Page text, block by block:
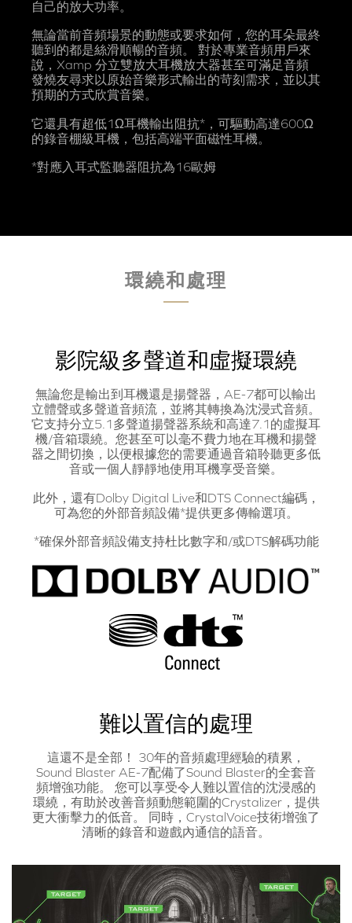
自己的放大功率。
無論當前音頻場景的動態或要求如何，您的耳朵最終
聽到的都是絲滑順暢的音頻。 對於專業音頻用戶來
說，Xamp 分立雙放大耳機放大器甚至可滿足音頻
發燒友尋求以原始音樂形式輸出的苛刻需求，並以其
預期的方式欣賞音樂。
它還具有超低1Ω耳機輸出阻抗*，可驅動高達600Ω
的錄音棚級耳機，包括高端平面磁性耳機。
*對應入耳式監聽器阻抗為16歐姆
環繞和處理
影院級多聲道和虛擬環繞
無論您是輸出到耳機還是揚聲器，AE-7都可以輸出
立體聲或多聲道音頻流，並將其轉換為沈浸式音頻。
它支持分立5.1多聲道揚聲器系統和高達7.1的虛擬耳
機/音箱環繞。您甚至可以毫不費力地在耳機和揚聲
器之間切換，以便根據您的需要通過音箱聆聽更多低
音或一個人靜靜地使用耳機享受音樂。
此外，還有Dolby Digital Live和DTS Connect編碼，
可為您的外部音頻設備*提供更多傳輸選項。
*確保外部音頻設備支持杜比數字和/或DTS解碼功能
難以置信的處理
這還不是全部！ 30年的音頻處理經驗的積累，
Sound Blaster AE-7配備了Sound Blaster的全套音
頻增強功能。 您可以享受令人難以置信的沈浸感的
環繞，有助於改善音頻動態範圍的Crystalizer，提供
更大衝擊力的低音。 同時，CrystalVoice技術增強了
清晰的錄音和遊戲內通信的語音。